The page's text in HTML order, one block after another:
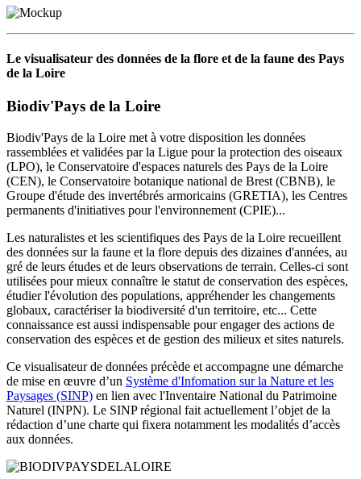
Le visualisateur des données de la flore et de la faune des Pays
de la Loire
Biodiv'Pays de la Loire
Biodiv'Pays de la Loire met à votre disposition les données
rassemblées et validées par la Ligue pour la protection des oiseaux
(LPO), le Conservatoire d'espaces naturels des Pays de la Loire
(CEN), le Conservatoire botanique national de Brest (CBNB), le
Groupe d'étude des invertébrés armoricains (GRETIA), les Centres
permanents d'initiatives pour l'environnement (CPIE)...
Les naturalistes et les scientifiques des Pays de la Loire recueillent
des données sur la faune et la flore depuis des dizaines d'années, au
gré de leurs études et de leurs observations de terrain. Celles-ci sont
utilisées pour mieux connaître le statut de conservation des espèces,
étudier l'évolution des populations, appréhender les changements
globaux, caractériser la biodiversité d'un territoire, etc... Cette
connaissance est aussi indispensable pour engager des actions de
conservation des espèces et de gestion des milieux et sites naturels.
Ce visualisateur de données précède et accompagne une démarche
de mise en œuvre d’un Système d'Infomation sur la Nature et les
Paysages (SINP) en lien avec l'Inventaire National du Patrimoine
Naturel (INPN). Le SINP régional fait actuellement l’objet de la
rédaction d’une charte qui fixera notamment les modalités d’accès
aux données.